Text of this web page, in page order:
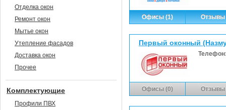
Офисы (1) Отзывы
Первый оконный
Офисы (0) Отзывы
Отделка окон
Ремонт окон
Мытье окон
Утепление фасадов
Доставка окон
Прочее
Комплектующие
Профили ПВХ